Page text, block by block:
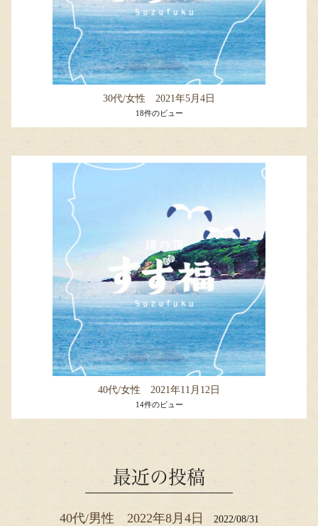
30代/女性 2021年5月4日
18件のビュー
40代/女性 2021年11月12日
14件のビュー
最近の投稿
40代/男性 2022年8月4日 2022/08/31